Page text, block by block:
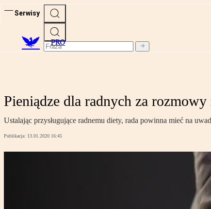
Serwisy
PRO
Pieniądze dla radnych za
Ustalając przysługujące radnemu diety, rada powinna mieć na
Publikacja: 13.01.2020 16:45